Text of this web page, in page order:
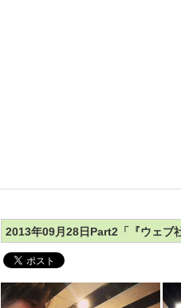
2013年09月28日Part2「『ウェブ